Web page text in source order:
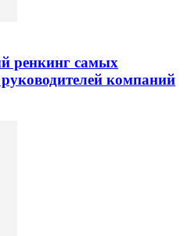
ренкинг самых
компаний